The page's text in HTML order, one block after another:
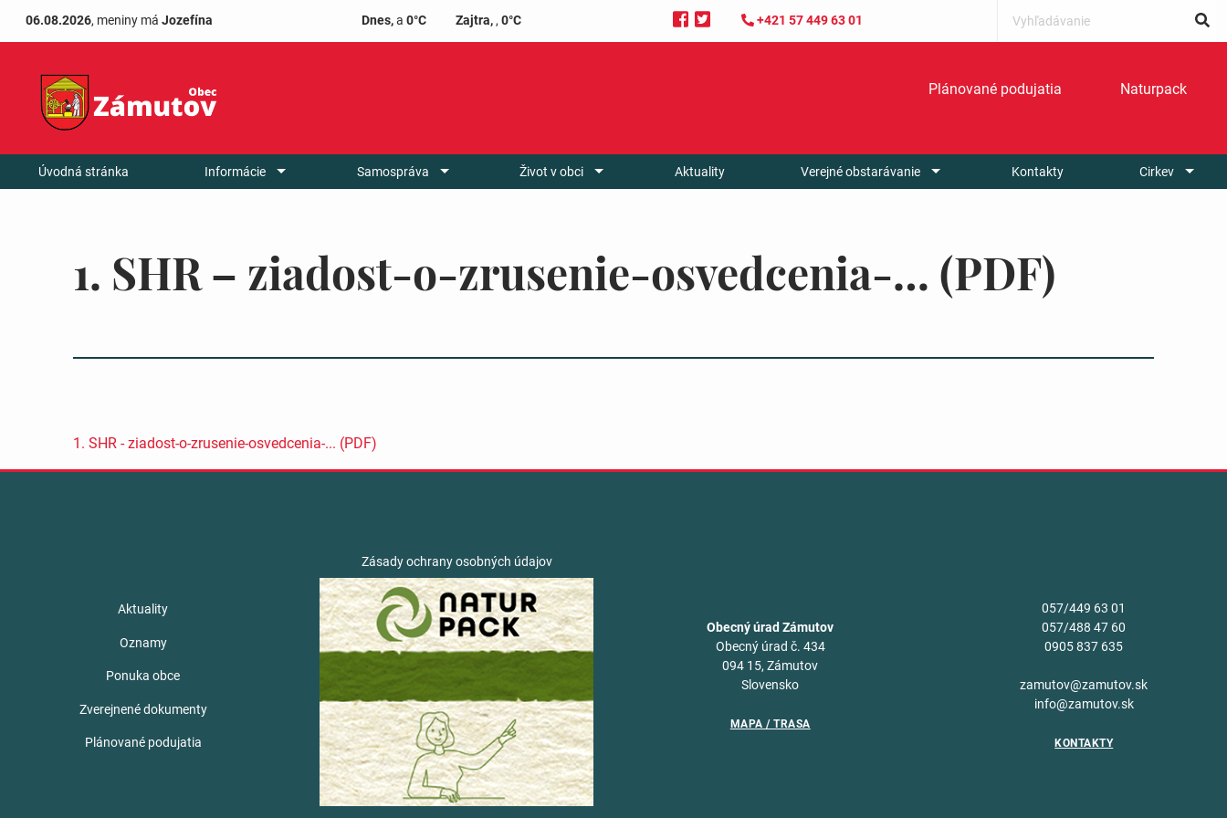
06.08.2026, meniny má Jozefína Dnes, a 0°C Zajtra,,0°C +421 57 449 63 01
Plánované podujatia Naturpack
Úvodná stránka Informácie Samospráva Život v obci Aktuality Verejné obstarávanie Kontakty Cirkev
1. SHR – ziadost-o-zrusenie-osvedcenia-… (PDF)
1. SHR - ziadost-o-zrusenie-osvedcenia-... (PDF)
Aktuality
Oznamy
Ponuka obce
Zverejnené dokumenty
Plánované podujatia
Zásady ochrany osobných údajov
Obecný úrad Zámutov
Obecný úrad č. 434
094 15, Zámutov
Slovensko
MAPA / TRASA
057/449 63 01
057/488 47 60
0905 837 635
zamutov@zamutov.sk
info@zamutov.sk
KONTAKTY